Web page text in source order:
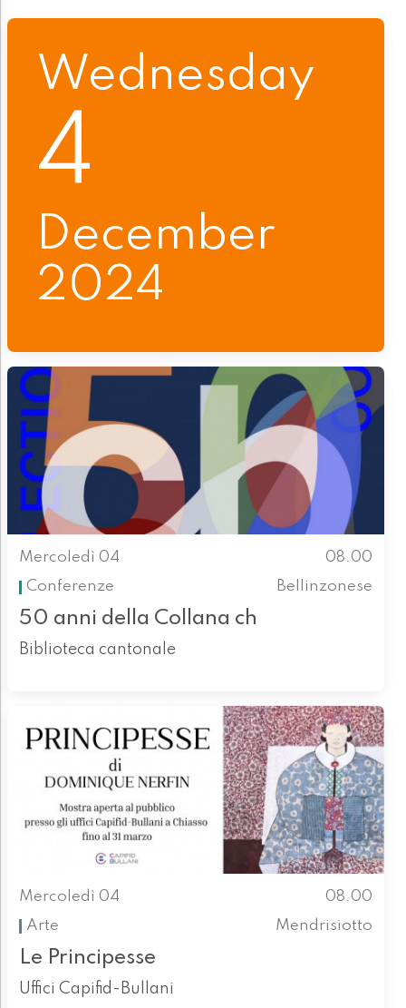
Wednesday
4
December
2024
Mercoledì 04
08.00
Conferenze
Bellinzonese
50 anni della Collana ch
Biblioteca cantonale
Mercoledì 04
08.00
Arte
Mendrisiotto
Le Principesse
Uffici Capifid-Bullani